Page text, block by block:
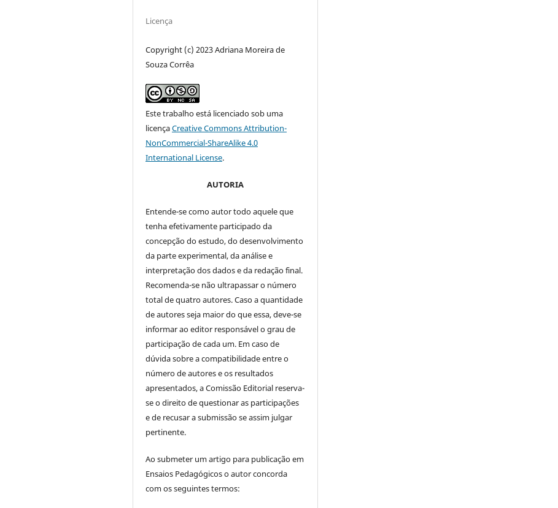
Licença
Copyright (c) 2023 Adriana Moreira de
Souza Corrêa
Este trabalho está licenciado sob uma
licençaCreative Commons Attribution-
NonCommercial-ShareAlike 4.0
International License.
AUTORIA
Entende-se como autor todo aquele que
tenha efetivamente participado da
concepção do estudo, do desenvolvimento
da parte experimental, da análise e
interpretação dos dados e da redação final.
Recomenda-se não ultrapassar o número
total de quatro autores. Caso a quantidade
de autores seja maior do que essa, deve-se
informar ao editor responsável o grau de
participação de cada um. Em caso de
dúvida sobre a compatibilidade entre o
número de autores e os resultados
apresentados, a Comissão Editorial reserva-
se o direito de questionar as participações
e de recusar a submissão se assim julgar
pertinente.
Ao submeter um artigo para publicação em
Ensaios Pedagógicos o autor concorda
com os seguintes termos: